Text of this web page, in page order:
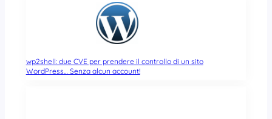
wp2shell: due CVE per prendere il controllo di un sito
WordPress… Senza alcun account!